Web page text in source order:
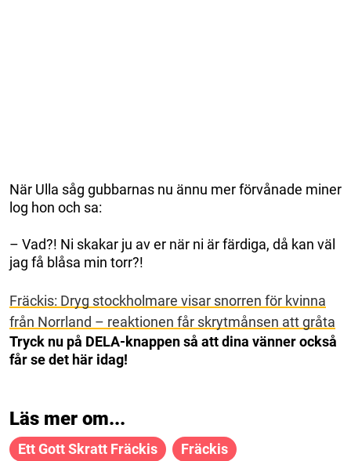
När Ulla såg gubbarnas nu ännu mer förvånade miner
log hon och sa:
– Vad?! Ni skakar ju av er när ni är färdiga, då kan väl
jag få blåsa min torr?!
Fräckis: Dryg stockholmare visar snorren för kvinna
från Norrland – reaktionen får skrytmånsen att gråta
Tryck nu på DELA-knappen så att dina vänner också
får se det här idag!
Läs mer om...
Ett Gott Skratt Fräckis
Fräckis